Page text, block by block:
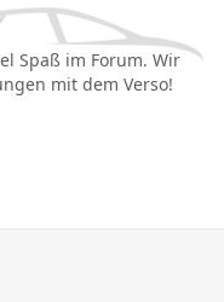
Spaß im Forum. Wir
mit dem Verso!